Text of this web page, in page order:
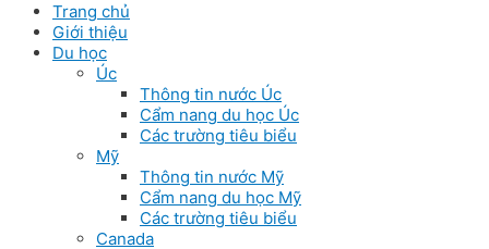
Trang chủ
Giới thiệu
Du học
Úc
Thông tin nước Úc
Cẩm nang du học Úc
Các trường tiêu biểu
Mỹ
Thông tin nước Mỹ
Cẩm nang du học Mỹ
Các trường tiêu biểu
Canada